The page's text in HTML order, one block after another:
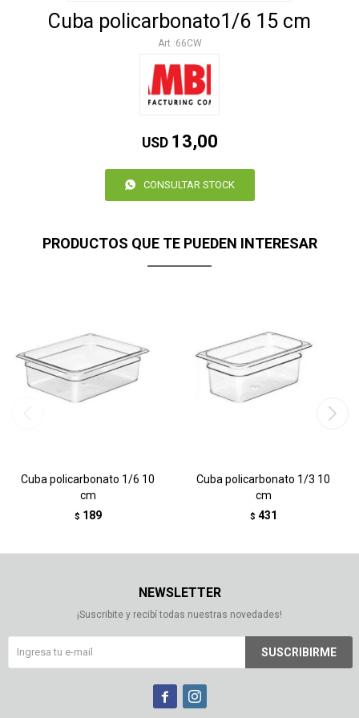
Cuba policarbonato1/6 15 cm
66CW
USD 13,00
CONSULTAR STOCK
PRODUCTOS QUE TE PUEDEN INTERESAR
Cuba policarbonato 1/6 10
cm
$ 189
Cuba policarbonato 1/3 10
cm
$ 431
NEWSLETTER
¡Suscribite y recibí todas nuestras novedades!
SUSCRIBIRME
 